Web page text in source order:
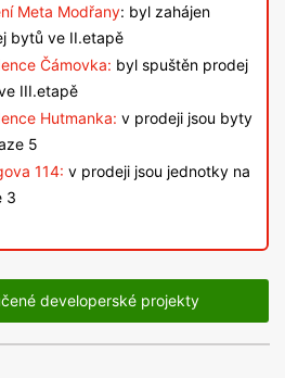
Meta Modřany: byl zahájen
bytů ve II.etapě
Čámovka: byl spuštěn prodej
III.etapě
Hutmanka: v prodeji jsou byty
5
114: v prodeji jsou jednotky na
3
developerské projekty